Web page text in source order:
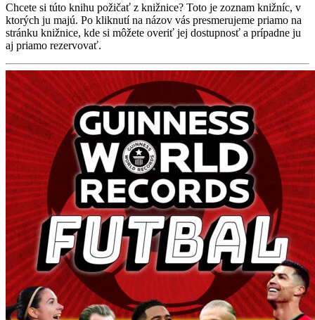
Chcete si túto knihu požičať z knižnice? Toto je zoznam knižníc, v
ktorých ju majú. Po kliknutí na názov vás presmerujeme priamo na
stránku knižnice, kde si môžete overiť jej dostupnosť a prípadne ju
aj priamo rezervovať.